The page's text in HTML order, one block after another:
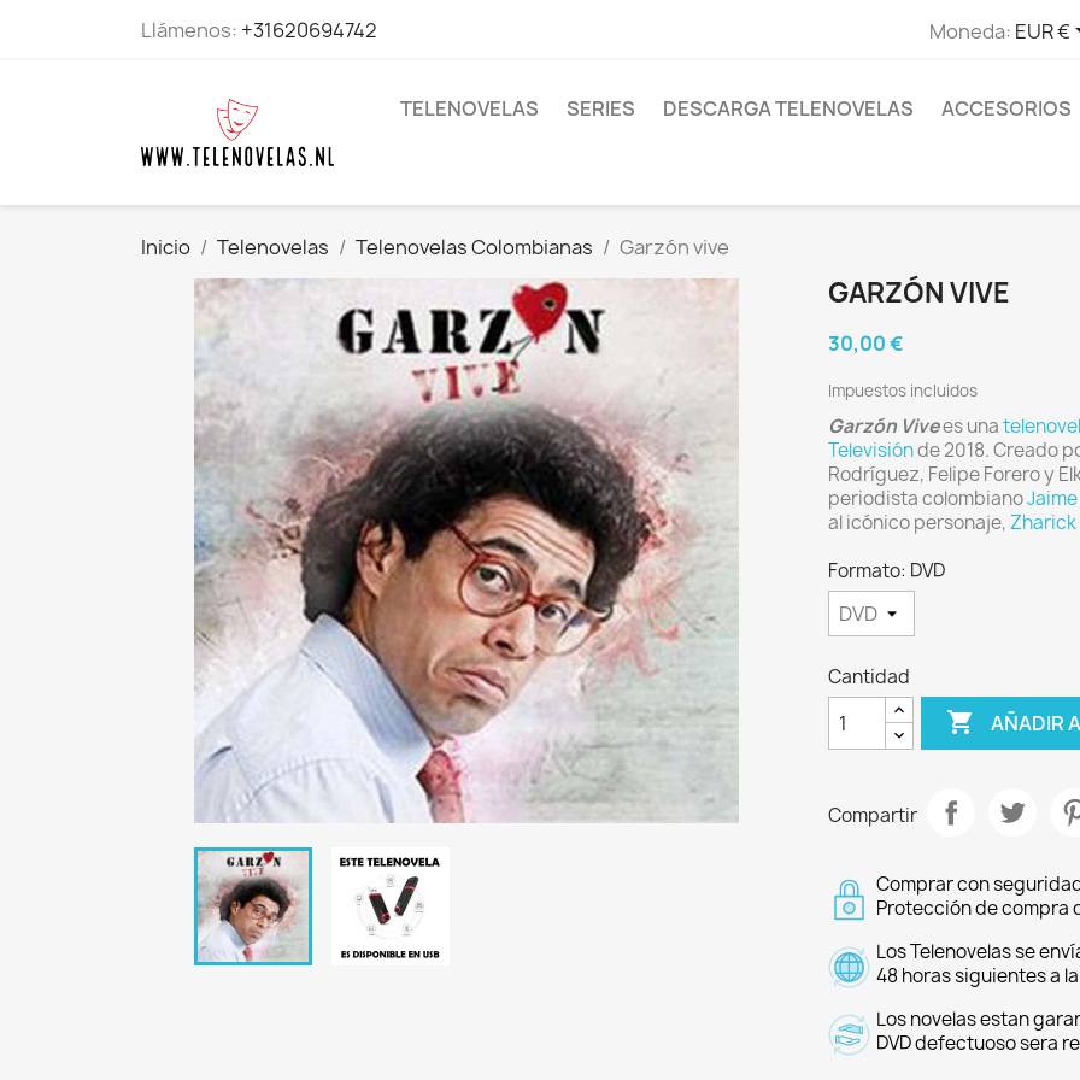
Llámenos: +31620694742 Moneda: EUR €
TELENOVELAS SERIES DESCARGA TELENOVELAS ACCESORIOS
Inicio Telenovelas Telenovelas Colombianas Garzón vive
GARZÓN VIVE
30,00 €
Impuestos incluidos
Garzón Vivees una
Televisiónde 2018. Creado
Rodríguez, Felipe Forero y
periodista colombiano
al icónico personaje, Zharick
Formato: DVD
Cantidad
 AÑADIR
Compartir
Comprar con
Protección de compra
Los Telenovelas se
48 horas siguientes a
Los novelas estan
DVD defectuoso sera